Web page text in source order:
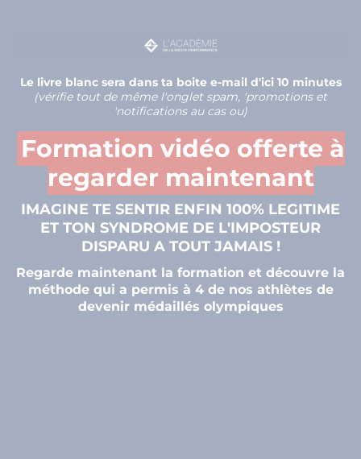
Le livre blanc sera dans ta boite e-mail d'ici 10 minutes
(vérifie tout de même l'onglet spam, 'promotions et
'notifications au cas ou)
Formation vidéo offerte à
regarder maintenant
IMAGINE TE SENTIR ENFIN 100% LEGITIME
ET TON SYNDROME DE L'IMPOSTEUR
DISPARU A TOUT JAMAIS !
Regarde maintenant la formation et découvre la
méthode qui a permis à 4 de nos athlètes de
devenir médaillés olympiques